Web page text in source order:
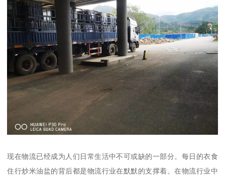
现在物流已经成为人们日常生活中不可或缺的一部分。每日的衣食
住行炒米油盐的背后都是物流行业在默默的支撑着。在物流行业中